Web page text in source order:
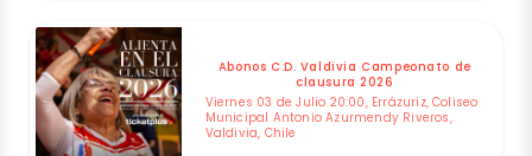
Abonos C.D. Valdivia Campeonato de
clausura 2026
Viernes 03 de Julio 20:00, Errázuriz, Coliseo
Municipal Antonio Azurmendy Riveros,
Valdivia, Chile